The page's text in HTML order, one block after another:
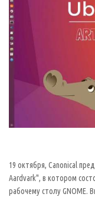
19 октября, Canonical
Aardvark", в котором
рабочему столу